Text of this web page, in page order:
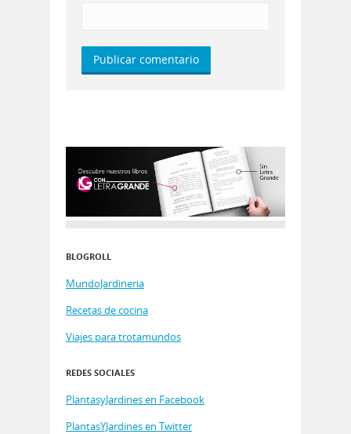
BLOGROLL
MundoJardineria
Recetas de cocina
Viajes para trotamundos
REDES SOCIALES
PlantasyJardines en Facebook
PlantasYJardines en Twitter